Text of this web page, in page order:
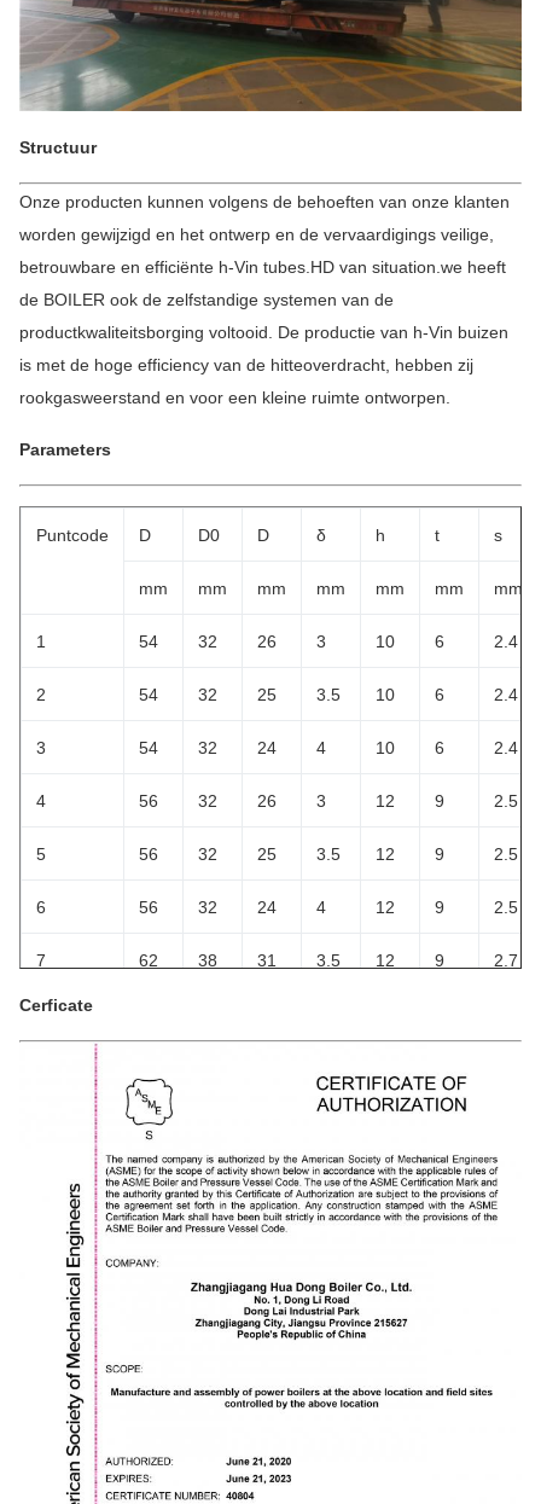
Structuur
Onze producten kunnen volgens de behoeften van onze klanten
worden gewijzigd en het ontwerp en de vervaardigings veilige,
betrouwbare en efficiënte h-Vin tubes.HD van situation.we heeft
de BOILER ook de zelfstandige systemen van de
productkwaliteitsborging voltooid. De productie van h-Vin buizen
is met de hoge efficiency van de hitteoverdracht, hebben zij
rookgasweerstand en voor een kleine ruimte ontworpen.
Parameters
Puntcode D D0 D δ h t s
mm mm mm mm mm mm mm
1 54 32 26 3 10 6 2.4
2 54 32 25 3.5 10 6 2.4
3 54 32 24 4 10 6 2.4
4 56 32 26 3 12 9 2.5
5 56 32 25 3.5 12 9 2.5
6 56 32 24 4 12 9 2.5
7 62 38 31 3.5 12 9 2.7
8
62
62 38 31 3.5 12 13 2.7
62 38 30 4 12 13 2.7
42 34 12
42 33 4.5 12
66 42 34 4 12 11
66 42
Cerficate